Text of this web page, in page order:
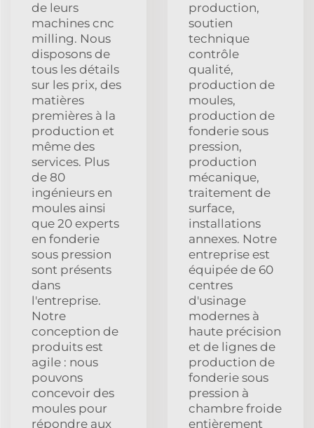
de leurs
machines cnc
milling. Nous
disposons de
tous les détails
sur les prix, des
matières
premières à la
production et
même des
services. Plus
de 80
ingénieurs en
moules ainsi
que 20 experts
en fonderie
sous pression
sont présents
dans
l'entreprise.
Notre
conception de
produits est
agile : nous
pouvons
concevoir des
moules pour
répondre aux
production,
soutien
technique
contrôle
qualité,
production de
moules,
production de
fonderie sous
pression,
production
mécanique,
traitement de
surface,
installations
annexes. Notre
entreprise est
équipée de 60
centres
d'usinage
modernes à
haute précision
et de lignes de
production de
fonderie sous
pression à
chambre froide
entièrement